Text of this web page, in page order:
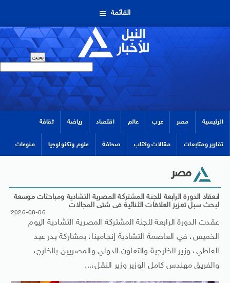
القائمة
الرئيسية مصر عرب عالم اقتصاد رياضة ثقافة
تقارير ومتابعات مقالات وكتاب صحافة علوم وتكنولوجيا منوعات
مصر
انعقاد الدورة الرابعة للجنة المشتركة المصرية التشادية ومباحثات موسعة
لبحث سبل تعزيز العلاقات الثنائية فى شتى المجالات
2026-08-06
عقدت الدورة الرابعة للجنة المشتركة المصرية التشادية اليوم
الخميس، في العاصمة التشادية إنجامينا، بمشاركة بدر عبد
العاطي، وزير الخارجية والتعاون الدولي والمصريين بالخارج،
والفريق مهندس كامل الوزير وزير النقل،...